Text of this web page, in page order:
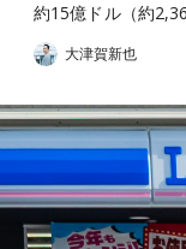
約15億ドル（約
大津賀新也